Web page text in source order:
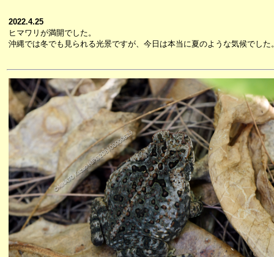
2022.4.25
ヒマワリが満開でした。
沖縄では冬でも見られる光景ですが、今日は本当に夏のような気候でした